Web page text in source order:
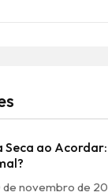
Seca ao Acordar:
de novembro de